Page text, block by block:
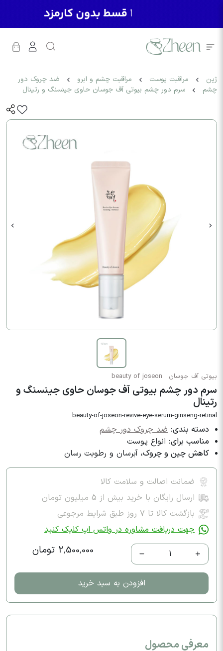
ژین مراقبت پوست مراقبت چشم و ابرو
ضد چروک دور
چشم
سرم دور چشم بیوتی آف جوسان حاوی جینسنگ و رتینال
بیوتی آف جوسان beauty of joseon
سرم دور چشم بیوتی آف جوسان حاوی جینسنگ و
رتینال
beauty-of-joseon-revive-eye-serum-ginseng-retinal
دسته بندی: ضد چروک دور چشم
مناسب برای: انواع پوست
کاهش چین و چروک، آبرسان و رطوبت رسان
ضمانت اصالت و سلامت کالا
ارسال رایگان با خرید بیش از 5 میلیون تومان
بازگشت کالا تا ۷ روز طبق شرایط مرجوعی
جهت دریافت مشاوره در واتس اپ کلیک کنید
1 2,500,000 تومان
افزودن به سبد خرید
معرفی محصول